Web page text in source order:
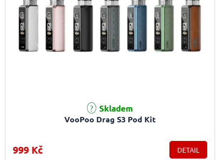
VooPoo Drag S3 Pod Kit
Skladem
999 Kč DETAIL